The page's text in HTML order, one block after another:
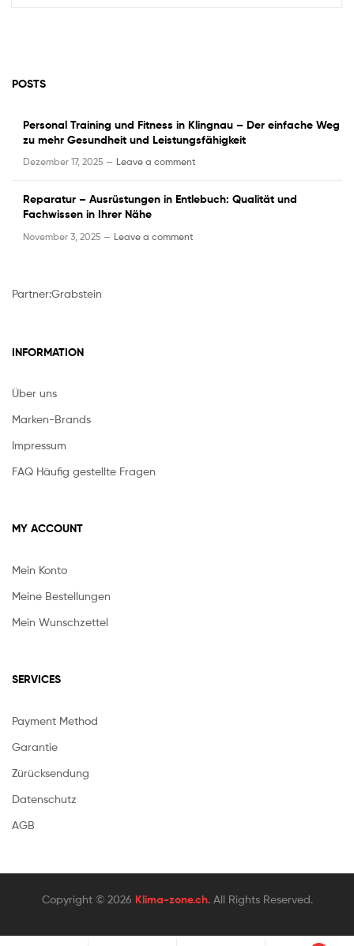
POSTS
Personal Training und Fitness in Klingnau – Der einfache Weg
zu mehr Gesundheit und Leistungsfähigkeit
Dezember 17, 2025 — Leave a comment
Reparatur – Ausrüstungen in Entlebuch: Qualität und
Fachwissen in Ihrer Nähe
November 3, 2025 — Leave a comment
Partner:Grabstein
INFORMATION
Über uns
Marken-Brands
Impressum
FAQ Häufig gestellte Fragen
MY ACCOUNT
Mein Konto
Meine Bestellungen
Mein Wunschzettel
SERVICES
Payment Method
Garantie
Zürücksendung
Datenschutz
AGB
Copyright © 2026 Klima-zone.ch. All Rights Reserved.